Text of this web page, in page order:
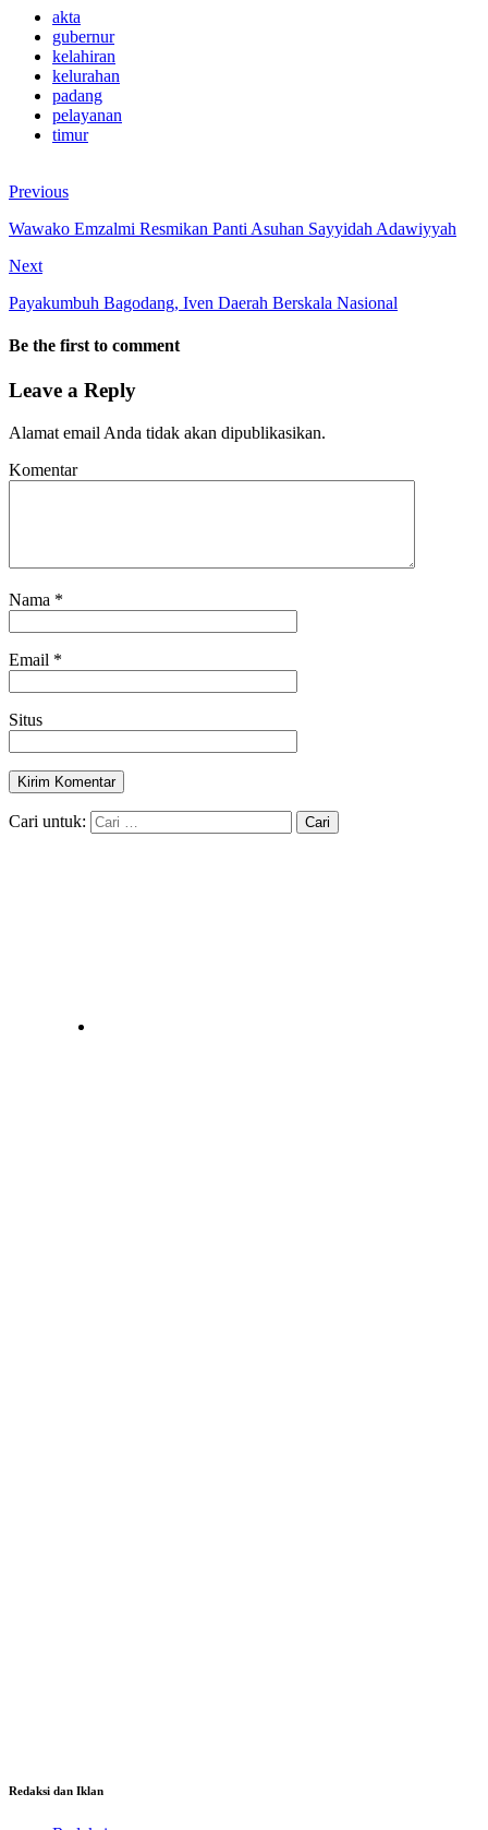
akta
gubernur
kelahiran
kelurahan
padang
pelayanan
timur
Previous
Wawako Emzalmi Resmikan Panti Asuhan Sayyidah Adawiyyah
Next
Payakumbuh Bagodang, Iven Daerah Berskala Nasional
Be the first to comment
Leave a Reply
Alamat email Anda tidak akan dipublikasikan.
Komentar
Nama *
Email *
Situs
Cari untuk:
Redaksi dan Iklan